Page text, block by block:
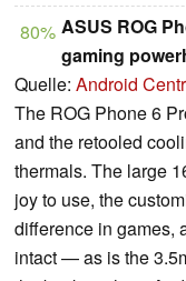
80% ASUS ROG
gaming
Quelle: Android
The ROG Phone 6
and the retooled
thermals. The large
joy to use, the
difference in games,
intact — as is the